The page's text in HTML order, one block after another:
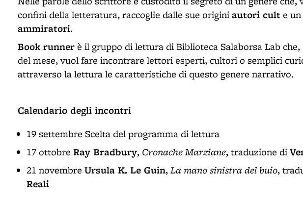
confini della letteratura, raccoglie dalle sue originiautori cult e
ammiratori.
Book runner è il gruppo di lettura di Biblioteca Salaborsa Lab che,
del mese, vuol fare incontrare lettori esperti, cultori o semplici
attraverso la lettura le caratteristiche di questo genere narrativo.
Calendario degli incontri
19 settembre Scelta del programma di lettura
17 ottobre Ray Bradbury, Cronache Marziane, traduzione di
21 novembre Ursula K. Le Guin,La mano sinistra del buio,
Reali